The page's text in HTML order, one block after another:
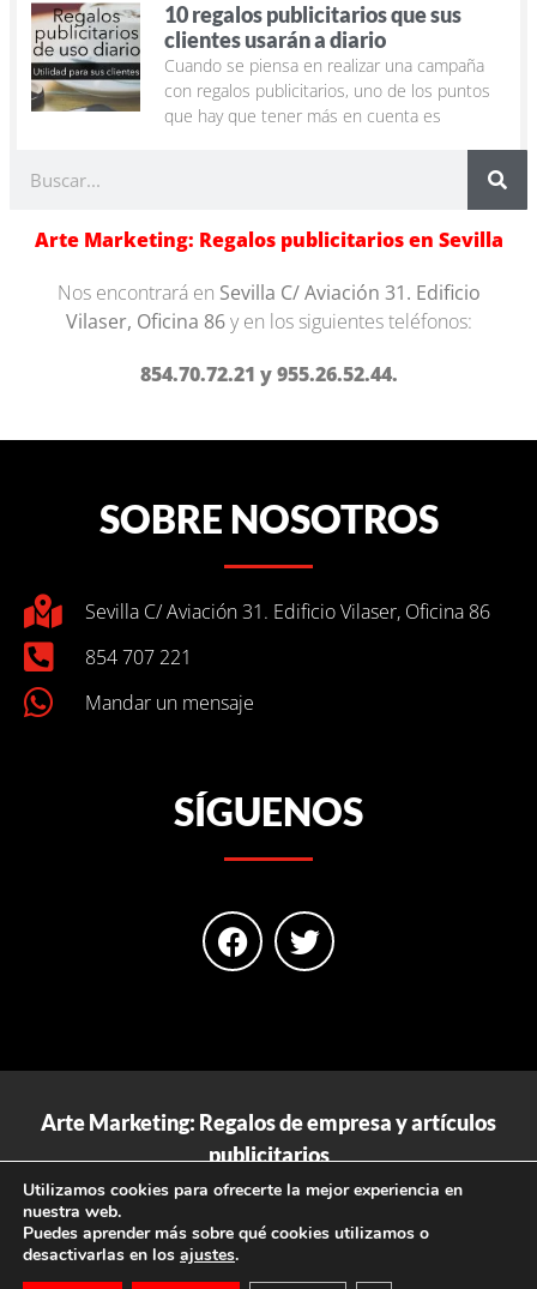
10 regalos publicitarios que sus
clientes usarán a diario
Cuando se piensa en realizar una campaña
con regalos publicitarios, uno de los puntos
que hay que tener más en cuenta es
Arte Marketing: Regalos publicitarios en Sevilla
Nos encontrará en Sevilla C/ Aviación 31. Edificio
Vilaser, Oficina 86y en los siguientes teléfonos:
854.70.72.21 y 955.26.52.44.
SOBRE NOSOTROS
Sevilla C/ Aviación 31. Edificio Vilaser, Oficina 86
854 707 221
Mandar un mensaje
SÍGUENOS
Arte Marketing: Regalos de empresa y artículos
publicitarios
Aviso Legal|Política de Privacidad|Política de Cookies
Copyright 2026 © Todos los derechos reservados
Utilizamos cookies para ofrecerte la mejor experiencia en
nuestra web.
Puedes aprender más sobre qué cookies utilizamos o
desactivarlas en los ajustes.